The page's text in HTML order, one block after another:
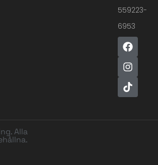
559223-
6953
Alla